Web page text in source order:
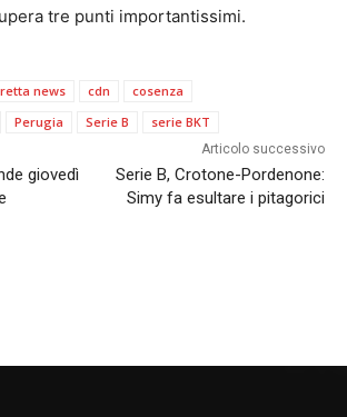
tre punti importantissimi.
news cdn
cosenza
Perugia Serie B serie BKT
giovedì
Articolo successivo
Serie B, Crotone-Pordenone:
Simy fa esultare i pitagorici